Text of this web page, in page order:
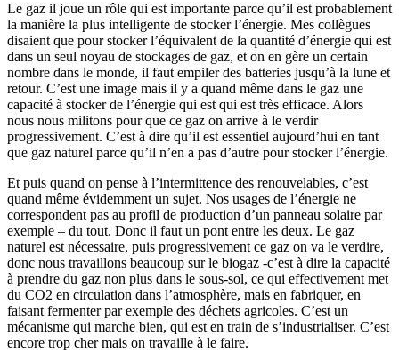
Le gaz il joue un rôle qui est importante parce qu’il est probablement
la manière la plus intelligente de stocker l’énergie. Mes collègues
disaient que pour stocker l’équivalent de la quantité d’énergie qui est
dans un seul noyau de stockages de gaz, et on en gère un certain
nombre dans le monde, il faut empiler des batteries jusqu’à la lune et
retour. C’est une image mais il y a quand même dans le gaz une
capacité à stocker de l’énergie qui est qui est très efficace. Alors
nous nous militons pour que ce gaz on arrive à le verdir
progressivement. C’est à dire qu’il est essentiel aujourd’hui en tant
que gaz naturel parce qu’il n’en a pas d’autre pour stocker l’énergie.
Et puis quand on pense à l’intermittence des renouvelables, c’est
quand même évidemment un sujet. Nos usages de l’énergie ne
correspondent pas au profil de production d’un panneau solaire par
exemple – du tout. Donc il faut un pont entre les deux. Le gaz
naturel est nécessaire, puis progressivement ce gaz on va le verdire,
donc nous travaillons beaucoup sur le biogaz -c’est à dire la capacité
à prendre du gaz non plus dans le sous-sol, ce qui effectivement met
du CO2 en circulation dans l’atmosphère, mais en fabriquer, en
faisant fermenter par exemple des déchets agricoles. C’est un
mécanisme qui marche bien, qui est en train de s’industrialiser. C’est
encore trop cher mais on travaille à le faire.